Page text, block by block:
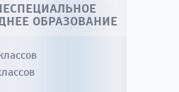
ОБРАЗОВАНИЕ